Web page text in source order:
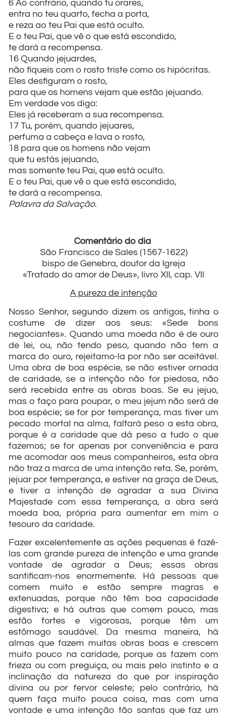
6 Ao contrário, quando tu orares,
entra no teu quarto, fecha a porta,
e reza ao teu Pai que está oculto.
E o teu Pai, que vê o que está escondido,
te dará a recompensa.
16 Quando jejuardes,
não fiqueis com o rosto triste como os hipócritas.
Eles desfiguram o rosto,
para que os homens vejam que estão jejuando.
Em verdade vos digo:
Eles já receberam a sua recompensa.
17 Tu, porém, quando jejuares,
perfuma a cabeça e lava o rosto,
18 para que os homens não vejam
que tu estás jejuando,
mas somente teu Pai, que está oculto.
E o teu Pai, que vê o que está escondido,
te dará a recompensa.
Palavra da Salvação.
Comentário do dia
São Francisco de Sales (1567-1622)
bispo de Genebra, doutor da Igreja
«Tratado do amor de Deus», livro XII, cap. VII
A pureza de intenção
Nosso Senhor, segundo dizem os antigos, tinha o
costume de dizer aos seus: «Sede bons
negociantes». Quando uma moeda não é de ouro
de lei, ou, não tendo peso, quando não tem a
marca do ouro, rejeitamo-la por não ser aceitável.
Uma obra de boa espécie, se não estiver ornada
de caridade, se a intenção não for piedosa, não
será recebida entre as obras boas. Se eu jejuo,
mas o faço para poupar, o meu jejum não será de
boa espécie; se for por temperança, mas tiver um
pecado mortal na alma, faltará peso a esta obra,
porque é a caridade que dá peso a tudo o que
fazemos; se for apenas por conveniência e para
me acomodar aos meus companheiros, esta obra
não traz a marca de uma intenção reta. Se, porém,
jejuar por temperança, e estiver na graça de Deus,
e tiver a intenção de agradar a sua Divina
Majestade com essa temperança, a obra será
moeda boa, própria para aumentar em mim o
tesouro da caridade.
Fazer excelentemente as ações pequenas é fazê-
las com grande pureza de intenção e uma grande
vontade de agradar a Deus; essas obras
santificam-nos enormemente. Há pessoas que
comem muito e estão sempre magras e
extenuadas, porque não têm boa capacidade
digestiva; e há outras que comem pouco, mas
estão fortes e vigorosas, porque têm um
estômago saudável. Da mesma maneira, há
almas que fazem muitas obras boas e crescem
muito pouco na caridade, porque as fazem com
frieza ou com preguiça, ou mais pelo instinto e a
inclinação da natureza do que por inspiração
divina ou por fervor celeste; pelo contrário, há
quem faça muito pouca coisa, mas com uma
vontade e uma intenção tão santas que faz um